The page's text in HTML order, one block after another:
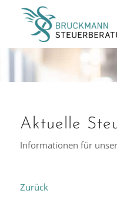
Aktuelle
Informationen für
Zurück